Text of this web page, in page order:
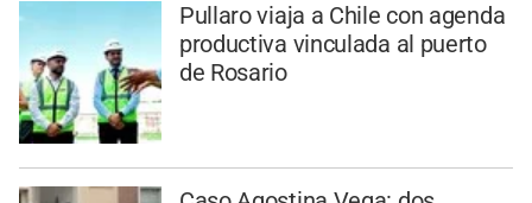
Pullaro viaja a Chile con agenda
productiva vinculada al puerto
de Rosario